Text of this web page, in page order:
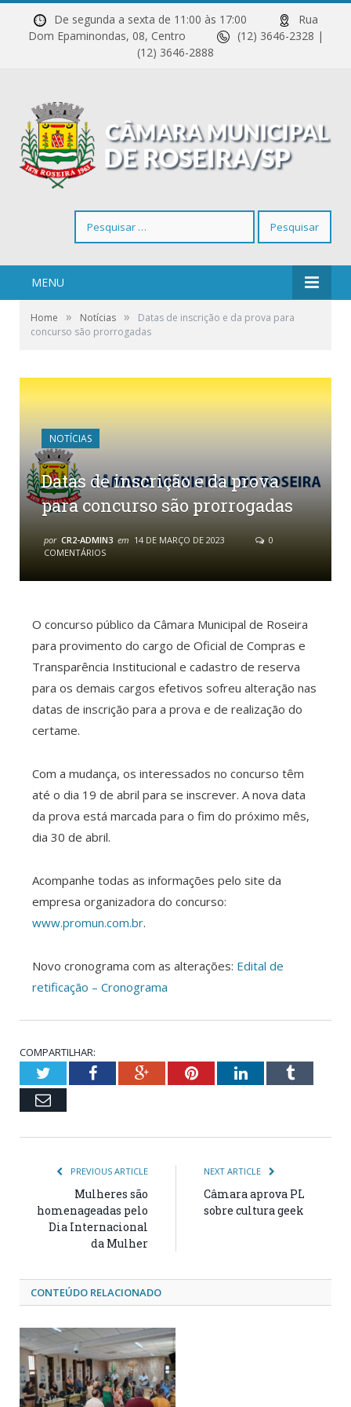
De segunda a sexta de 11:00 às 17:00
Rua
Dom Epaminondas, 08, Centro
(12) 3646-2328 |
(12) 3646-2888
por:
MENU
Home » Notícias »
Datas de inscrição e da prova para
concurso são prorrogadas
NOTÍCIAS
Datas de inscrição e da prova
para concurso são prorrogadas
por CR2-ADMIN3 em 14 DE MARÇO DE 2023
0
COMENTÁRIOS
O concurso público da Câmara Municipal de Roseira
para provimento do cargo de Oficial de Compras e
Transparência Institucional e cadastro de reserva
para os demais cargos efetivos sofreu alteração nas
datas de inscrição para a prova e de realização do
certame.
Com a mudança, os interessados no concurso têm
até o dia 19 de abril para se inscrever. A nova data
da prova está marcada para o fim do próximo mês,
dia 30 de abril.
Acompanhe todas as informações pelo site da
empresa organizadora do concurso:
www.promun.com.br.
Novo cronograma com as alterações: Edital de
retificação – Cronograma
COMPARTILHAR:
TwitterFacebookGoogle+PinterestLinkedInTumblr
Email
PREVIOUS ARTICLE
Mulheres são
homenageadas pelo
Dia Internacional
da Mulher
NEXT ARTICLE
Câmara aprova PL
sobre cultura geek
CONTEÚDO RELACIONADO